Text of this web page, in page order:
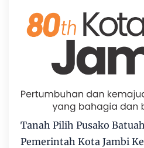
Tanah Pilih Pusako
Pemerintah Kota Jambi